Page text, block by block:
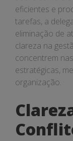
eficientes e
tarefas, a
eliminação de
clareza na
concentrem
estratégicas,
organização.